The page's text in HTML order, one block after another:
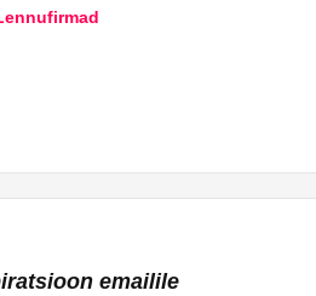
emailile